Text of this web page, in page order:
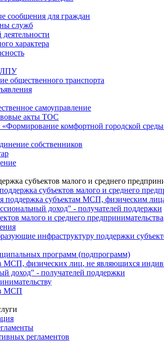
сообщения для граждан
служб
характера
ЛПУ
общественного транспорта
самоуправление
акты ТОС
комфортной городской
собственников
субъектов малого и среднего
субъектов малого и среднего
поддержка субъектам МСП, физическим
доход" - получателей поддержки
малого и среднего предпринимательства
инфраструктуру поддержки
программ (подпрограмм)
МСП, физических лиц, не являющихся
доход" - получателей поддержки
МСП
регламентов